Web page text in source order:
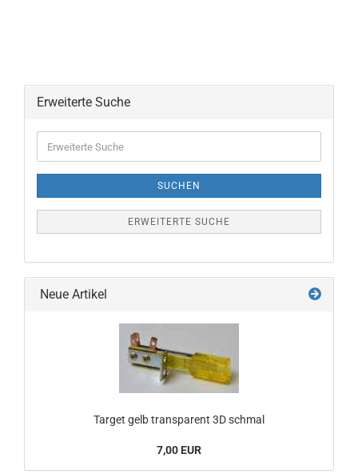
Erweiterte Suche
Suche
SUCHEN
ERWEITERTE SUCHE
Neue Artikel
Target gelb transparent 3D schmal
7,00 EUR